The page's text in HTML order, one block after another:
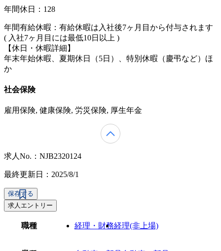
年間休日：128
年間有給休暇：有給休暇は入社後7ヶ月目から付与されます
( 入社7ヶ月目には最低10日以上 )
【休日・休暇詳細】
年末年始休暇、夏期休日（5日）、特別休暇（慶弔など）ほ
か
社会保険
雇用保険, 健康保険, 労災保険, 厚生年金
求人No.：NJB2320124
最終更新日：2025/8/1
保存する
求人エントリー
職種 経理・財務経理(非上場)